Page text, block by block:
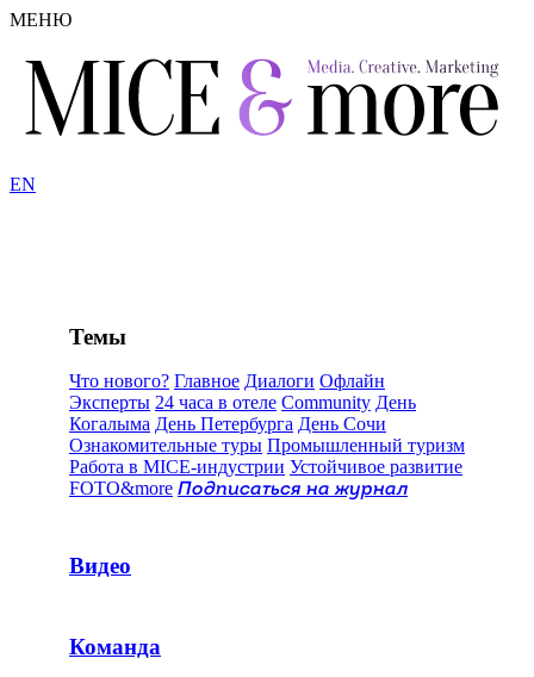
МЕНЮ
EN
Темы
Что нового? Главное Диалоги Офлайн
Эксперты 24 часа в отеле Community День
Когалыма День Петербурга День Сочи
Ознакомительные туры Промышленный туризм
Работа в MICE-индустрии Устойчивое развитие
FOTO&more Подписаться на журнал
Видео
Команда